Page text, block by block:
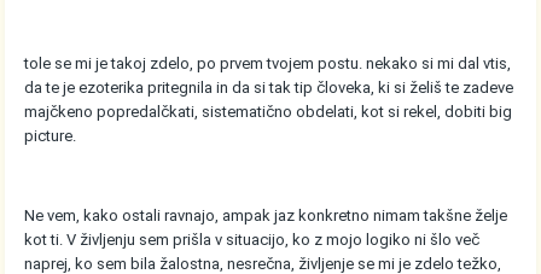
tole se mi je takoj zdelo, po prvem tvojem postu. nekako si mi dal vtis,
da te je ezoterika pritegnila in da si tak tip človeka, ki si želiš te zadeve
majčkeno popredalčkati, sistematično obdelati, kot si rekel, dobiti big
picture.
Ne vem, kako ostali ravnajo, ampak jaz konkretno nimam takšne želje
kot ti. V življenju sem prišla v situacijo, ko z mojo logiko ni šlo več
naprej, ko sem bila žalostna, nesrečna, življenje se mi je zdelo težko,